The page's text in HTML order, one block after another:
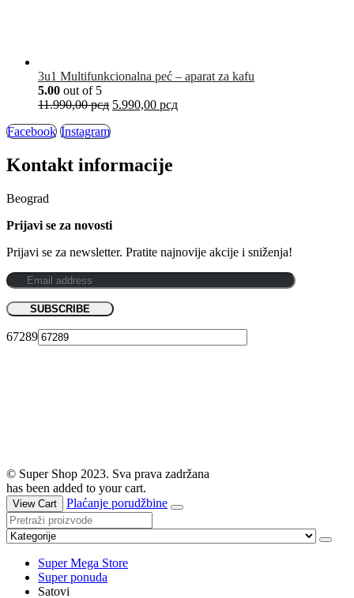
3u1 Multifunkcionalna peć – aparat za kafu
5.00 out of 5
11.990,00рсд 5.990,00 рсд
Facebook Instagram
Kontakt informacije
Beograd
Prijavi se za novosti
Prijavi se za newsletter. Pratite najnovije akcije i sniženja!
67289
© Super Shop 2023. Sva prava zadržana
has been added to your cart.
View Cart Plaćanje porudžbine
Super Mega Store
Super ponuda
Satovi